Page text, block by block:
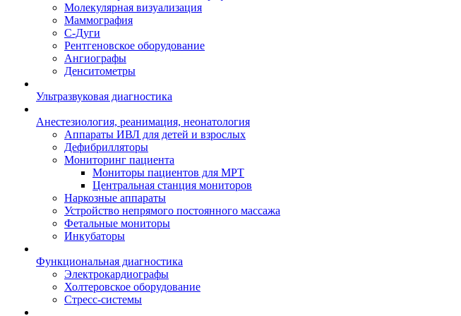
Молекулярная визуализация
Маммография
С-Дуги
Рентгеновское оборудование
Ангиографы
Денситометры
Ультразвуковая диагностика
Анестезиология, реанимация, неонатология
Аппараты ИВЛ для детей и взрослых
Дефибрилляторы
Мониторинг пациента
Мониторы пациентов для МРТ
Центральная станция мониторов
Наркозные аппараты
Устройство непрямого постоянного массажа
Фетальные мониторы
Инкубаторы
Функциональная диагностика
Электрокардиографы
Холтеровское оборудование
Стресс-системы